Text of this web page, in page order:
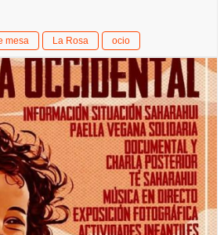
mesa La Rosa ocio